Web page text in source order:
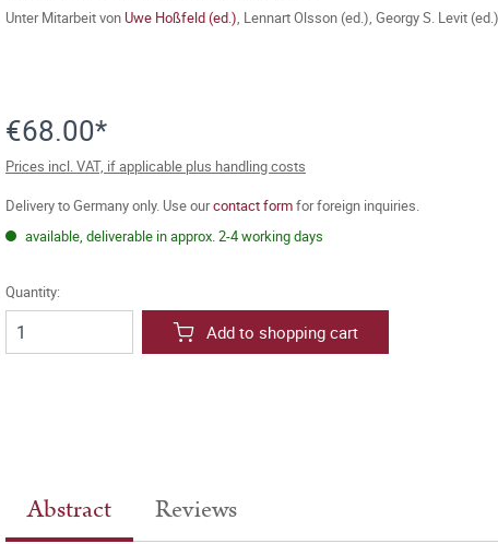
Unter Mitarbeit vonUwe Hoßfeld (ed.), Lennart Olsson (ed.), Georgy S. Levit (ed.)
€68.00*
Prices incl. VAT, if applicable plus handling costs
Delivery to Germany only. Use ourcontact formfor foreign inquiries.
available, deliverable in approx. 2-4 working days
Quantity:
Add to shopping cart
Abstract Reviews